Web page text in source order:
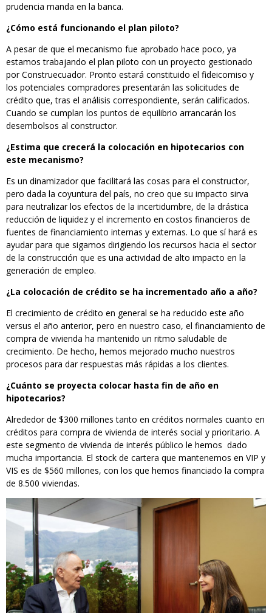
prudencia manda en la banca.
¿Cómo está funcionando el plan piloto?
A pesar de que el mecanismo fue aprobado hace poco, ya
estamos trabajando el plan piloto con un proyecto gestionado
por Construecuador. Pronto estará constituido el fideicomiso y
los potenciales compradores presentarán las solicitudes de
crédito que, tras el análisis correspondiente, serán calificados.
Cuando se cumplan los puntos de equilibrio arrancarán los
desembolsos al constructor.
¿Estima que crecerá la colocación en hipotecarios con
este mecanismo?
Es un dinamizador que facilitará las cosas para el constructor,
pero dada la coyuntura del país, no creo que su impacto sirva
para neutralizar los efectos de la incertidumbre, de la drástica
reducción de liquidez y el incremento en costos financieros de
fuentes de financiamiento internas y externas. Lo que sí hará es
ayudar para que sigamos dirigiendo los recursos hacia el sector
de la construcción que es una actividad de alto impacto en la
generación de empleo.
¿La colocación de crédito se ha incrementado año a año?
El crecimiento de crédito en general se ha reducido este año
versus el año anterior, pero en nuestro caso, el financiamiento de
compra de vivienda ha mantenido un ritmo saludable de
crecimiento. De hecho, hemos mejorado mucho nuestros
procesos para dar respuestas más rápidas a los clientes.
¿Cuánto se proyecta colocar hasta fin de año en
hipotecarios?
Alrededor de $300 millones tanto en créditos normales cuanto en
créditos para compra de vivienda de interés social y prioritario. A
este segmento de vivienda de interés público le hemos dado
mucha importancia. El stock de cartera que mantenemos en VIP y
VIS es de $560 millones, con los que hemos financiado la compra
de 8.500 viviendas.